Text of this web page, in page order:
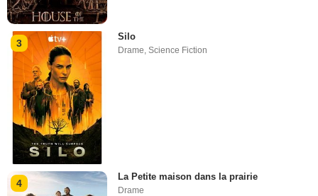
3
Silo
Drame ,Science Fiction
4
La Petite maison dans la prairie
Drame